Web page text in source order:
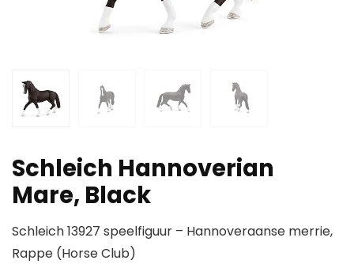
Schleich Hannoverian
Mare, Black
Schleich 13927 speelfiguur – Hannoveraanse merrie,
Rappe (Horse Club)